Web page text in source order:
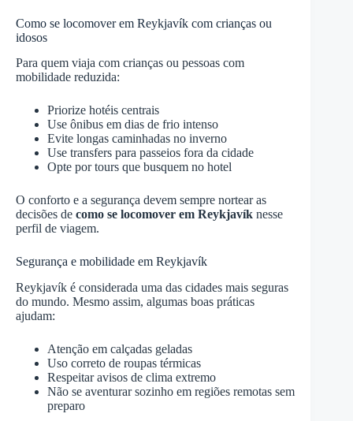
Como se locomover em Reykjavík com crianças ou
idosos
Para quem viaja com crianças ou pessoas com
mobilidade reduzida:
Priorize hotéis centrais
Use ônibus em dias de frio intenso
Evite longas caminhadas no inverno
Use transfers para passeios fora da cidade
Opte por tours que busquem no hotel
O conforto e a segurança devem sempre nortear as
decisões de como se locomover em Reykjavík nesse
perfil de viagem.
Segurança e mobilidade em Reykjavík
Reykjavík é considerada uma das cidades mais seguras
do mundo. Mesmo assim, algumas boas práticas
ajudam:
Atenção em calçadas geladas
Uso correto de roupas térmicas
Respeitar avisos de clima extremo
Não se aventurar sozinho em regiões remotas sem
preparo